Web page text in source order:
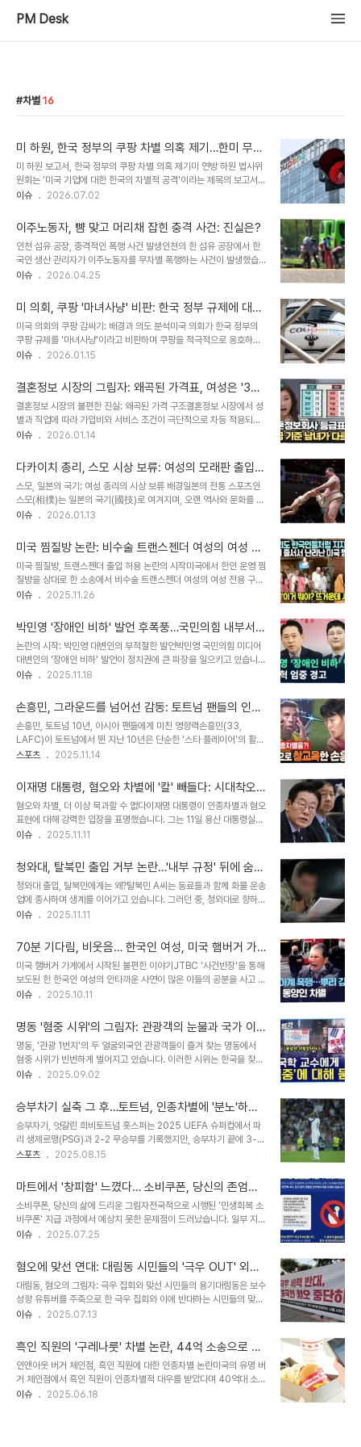
PM Desk
차별 16
미 하원, 한국 정부의 쿠팡 차별 의혹 제기…한미 무역
합의 위반 가능성 시사
미 하원 보고서, 한국 정부의 쿠팡 차별 의혹 제기미 연방 하원 법사위
원회는 '미국 기업에 대한 한국의 차별적 공격'이라는 제목의 보고서를
공개했습니다. 이 보고서는 한국 정부가 수십 년간 미국인 소유 기업을
합니다. 한국공정거래위원회의 공격적인 행태와 이것이 한미 무역 합
의 위반이라는 평가가 담겼습니다. 쿠팡 개인정보 유출 사태와 정부의
개입 의혹보고서는 쿠팡의 개인정보 유출 사태를 전직 직원의 소행으
로 규정하면서도, 정부 차원의 공세가 있었다는 쿠팡 측의 주장을 상세
히 소개했습니다. 또한, 한국 정부가 쿠팡 고객을 자국 경쟁업체로 유
북 회수 작전에 대한 쿠팡 측의 ..
이슈 2026.07.02
이주노동자, 뺨 맞고 머리채 잡힌 충격 사건: 진실은?
인천 섬유 공장, 충격적인 폭행 사건 발생인천의 한 섬유 공장에서 한
국인 생산 관리자가 이주노동자를 무차별 폭행하는 사건이 발생했습
니다. 가해자는 모두가 보는 앞에서 피해자의 뺨을 때리고 머리채를 잡
밝혔습니다. 이 사건은 최근 발생한 '에어건 상해' 사건에 이어 또다시
외국인 노동자에 대한 폭력 문제에 대한 경각심을 일깨우고 있습니다.
폭행의 전말: 연락 두절이 불러온 비극피해 이주노동자에 따르면, 사건
당일 밤늦게 술에 취한 가해자가 기숙사를 찾아왔으나 피해자가 자리
를 비운 상태였습니다. 가해자는 피해자가 연락을 받지 않은 것에 격분
해자는 피해자의 공부 자료를 찢고..
이슈 2026.04.25
미 의회, 쿠팡 '마녀사냥' 비판: 한국 정부 규제에 대한
깊이 있는 분석
미국 의회의 쿠팡 감싸기: 배경과 의도 분석미국 의회가 한국 정부의
쿠팡 규제를 '마녀사냥'이라고 비판하며 쿠팡을 적극적으로 옹호하는
움직임을 보이고 있습니다. 이는 단순한 기업 보호를 넘어, 한미 관계
쿠팡을 비호하는 의원들의 배경에는 쿠팡의 로비 활동과 기부금 수혜
가 자리 잡고 있으며, 이는 정치적 이해관계가 얽혀 있음을 시사합니
다. 이러한 상황은 한국 정부의 규제에 대한 미국의 시각을 보여주는
동시에, 쿠팡의 미국 내 영향력 확대를 드러냅니다. 쿠팡은 로비 자금
투입과 트럼프 측근 영입을 통해 미국 정계에 영향력을 행사해 왔으며,
다. 미 의회 청문회 분석: 주요..
이슈 2026.01.15
결혼정보 시장의 그림자: 왜곡된 가격표, 여성은 '300
만원', 남자는 '3만원'?
결혼정보 시장의 불편한 진실: 왜곡된 가격 구조결혼정보 시장에서 성
별과 직업에 따라 가입비와 서비스 조건이 극단적으로 차등 적용되는
관행이 만연해 충격을 주고 있습니다. 남성 전문직에게는 저렴한 가격
하는 구조가 고착화되어 있다는 지적이 끊이지 않고 있습니다. 남성 전
문직, '미끼 요금'으로 가입 유도최근 한 대형 결혼 정보 회사로부터 가
입 권유 전화를 받은 20대 일반의 이 모 씨의 사례는 이러한 현실을
잘 보여줍니다. 그는 가입 상담을 신청한 적이 없었음에도 불구하고,
업체의 적극적인 권유를 받았습니다. 주변 동료와 선후배 의사들 역시
한 결혼 정보 업체의 전략이 ..
이슈 2026.01.14
다카이치 총리, 스모 시상 보류: 여성의 모래판 출입
제한 논란, 전통 vs. 차별
스모, 일본의 국기: 여성 총리의 시상 보류 배경일본의 전통 스포츠인
스모(相撲)는 일본의 국기(國技)로 여겨지며, 오랜 역사와 문화를 지
니고 있습니다. 다카이치 사나에 총리가 스모 표창식에 참석하여 우승
전통적인 '금녀 구역'인 스모 모래판에 여성이 올라서는 것에 대한 논
란과 관련이 있습니다. 다카이치 총리는 스모의 전통문화를 존중해야
한다는 판단에 따라 이와 같은 결정을 내린 것으로 보입니다. 이번 결
정은 여성의 모래판 출입 제한에 대한 다양한 논의를 불러일으키며, 전
통과 현대적 가치관 사이의 갈등을 보여주는 사례로 해석될 수 있습니
인 '오즈모'(大相撲)는 1월부터..
이슈 2026.01.13
미국 찜질방 논란: 비수술 트랜스젠더 여성의 여성 전
용 구역 출입 허용, 무엇이 문제인가?
미국 찜질방, 트랜스젠더 출입 허용 논란의 시작미국에서 한인 운영 찜
질방을 상대로 한 소송에서 비수술 트랜스젠더 여성의 여성 전용 구역
입장을 허용하라는 판결이 내려지면서 논란이 일고 있습니다. 이는 단
갈등을 드러내는 사건으로 해석됩니다. 이번 사건은 2022년, 트랜스
젠더 여성 알렉산드라 고버트가 찜질방 측의 남성용 손목 밴드 제공에
반발하며 소송을 제기하면서 시작되었습니다. 그녀는 신분증상 여성
으로 등록되어 있었지만, 수술을 받지 않은 상태였습니다. 찜질방 측은
고버트에게 남성 생식기 여부를 묻고, 남성용 시설 이용을 권유했지만,
경: 성 정체성과 시설 이용에 대..
이슈 2025.11.26
박민영 '장애인 비하' 발언 후폭풍…국민의힘 내부서도
'참을 수 없다' 격앙
논란의 시작: 박민영 대변인의 부적절한 발언박민영 국민의힘 미디어
대변인의 '장애인 비하' 발언이 정치권에 큰 파장을 일으키고 있습니
다. 박 대변인은 유튜브 채널 《감동란TV》에 출연하여 같은 당 소속의
언들은 장애인 할당 문제, 김 의원의 주체성, 그리고 '피해 의식'에 대
한 언급을 포함하며, 심각한 수준의 욕설과 저급한 표현이 오가는 방송
내용으로 인해 더욱 논란이 증폭되었습니다. 이러한 발언들은 국민의
힘 내부에서도 당 차원의 조치가 필요하다는 여론을 불러일으키고 있
습니다. 김종혁 전 최고위원의 강도 높은 비판김종혁 전 국민의힘 최고
에서 용납될 수 없는 수준이라고 ..
이슈 2025.11.18
손흥민, 그라운드를 넘어선 감동: 토트넘 팬들의 인종
차별 폭로와 아시아 팬들의 끈끈한 연대
손흥민, 토트넘 10년, 아시아 팬들에게 미친 영향력손흥민(33,
LAFC)이 토트넘에서 뛴 지난 10년은 단순한 '스타 플레이어'의 활약
을 넘어 아시아 팬들에게 토트넘이라는 클럽 문화를 새롭게 경험하게
영향력을 조명하며, 아시아 팬들이 토트넘을 응원하게 된 배경을 자세
히 다루었습니다. 손흥민은 2023년 프리미어리그 첫 아시아인 주장
이 되었고, 이는 '이 클럽은 다양성을 포용한다'는 메시지를 전달하며
아시아 팬들에게 소속감을 심어주었습니다. LAFC로 이적한 후에도
많은 동양인 팬들이 경기장을 찾아 손흥민을 향한 변함없는 사랑을 보
흥민의 인기는 경기장 안팎을 가리지..
스포츠 2025.11.14
이재명 대통령, 혐오와 차별에 '칼' 빼들다: 시대착오
적 범죄 행위 처벌 촉구
혐오와 차별, 더 이상 묵과할 수 없다이재명 대통령이 인종차별과 혐오
표현에 대해 강력한 입장을 표명했습니다. 그는 11일 용산 대통령실에
서 열린 국무회의에서 이러한 행위를 '명백한 범죄 행위'로 규정하고,
있는 차별과 혐오 문제에 대한 정부의 단호한 대응 의지를 보여주는 것
입니다. SNS를 통한 혐오 표현 유포, 심각한 사회 문제로 부상이 대통
령은 특히 소셜미디어(SNS)를 통해 특정 대상을 향한 혐오 표현이 무
차별적으로 유포되는 현상을 심각하게 지적했습니다. 그는 이러한 행
위가 표현의 자유의 범위를 넘어선다고 강조하며, 허위 정보 및 조작
다. 이는 온라인 공간에..
이슈 2025.11.11
청와대, 탈북민 출입 거부 논란…'내부 규정' 뒤에 숨겨
진 차별
청와대 출입, 탈북민에게는 왜?탈북민 A씨는 동료들과 함께 화물 운송
업에 종사하며 생계를 이어가고 있습니다. 그러던 중, 청와대로 향하는
화물 운송 의뢰를 받게 됩니다. 하지만 배송 전날, 자재 업체로부터 예
입을 허용하지 않는다'는 것이었습니다. 헌법상 대한민국 국민으로서
당연히 누려야 할 권리가, '탈북민'이라는 이유로 제한되는 상황에 직
면한 것입니다. 이 사건은 탈북민들이 우리 사회에서 겪는 차별과 어려
움을 여실히 드러냅니다. A씨는 이러한 부당함에 대해 깊은 상처를 받
았으며, 다시는 이러한 일이 반복되지 않기를 간절히 바라고 있습니다.
해결해야 할 중요한 과제를 제..
이슈 2025.11.11
70분 기다림, 비웃음… 한국인 여성, 미국 햄버거 가
게에서 겪은 인종차별의 그림자
미국 햄버거 가게에서 시작된 불편한 이야기JTBC '사건반장'을 통해
보도된 한 한국인 여성의 안타까운 사연이 많은 이들의 공분을 사고 있
습니다. 미국의 한 유명 프랜차이즈 매장에서 겪은 인종차별적인 경험
한 일상 속에서 예상치 못한 차별을 마주한 그녀의 이야기는, 우리 사
회에 만연한 차별의 그림자를 다시 한번 되돌아보게 합니다. 40분,
70분… 길어지는 기다림 속에서사건은 미국의 한 소도시 프랜차이즈
매장에서 시작되었습니다. 메뉴를 주문한 지 40분이 지나도록 음식이
나오지 않았고, 그녀는 직원에게 여러 번 문의했지만 돌아오는 대답은
식이 먼저 나오는 것을 목격..
이슈 2025.10.11
명동 '혐중 시위'의 그림자: 관광객의 눈물과 국가 이
미지의 위협
명동, '관광 1번지'의 두 얼굴외국인 관광객들이 즐겨 찾는 명동에서
혐중 시위가 빈번하게 벌어지고 있습니다. 이러한 시위는 한국을 찾은
외국인들에게 충격과 우려를 안겨주고 있으며, 국가 이미지에도 부정
인해 질서 유지선과 경찰 버스에 막혀 관광객들의 접근성을 저해하고
있습니다. 혐오 시위는 관광객들에게 불안감을 조성하고, 상인들의 생
계에도 악영향을 미치고 있습니다. 이처럼 명동은 관광 명소로서의 매
력과 혐오 시위라는 어두운 그림자를 동시에 안고 있습니다. 혐오 시위
의 현장: 욕설과 혐오 표현시위대는 태극기와 '차이나 아웃' 팻말을 들
표현이 난무하며, 중국인을 향..
이슈 2025.09.02
승부차기 실축 그 후…토트넘, 인종차별에 '분노'하며
강력 대응 선언
승부차기, 엇갈린 희비토트넘 홋스퍼는 2025 UEFA 슈퍼컵에서 파
리 생제르맹(PSG)과 2-2 무승부를 기록했지만, 승부차기 끝에 3-4
로 패배하며 우승 문턱에서 좌절했습니다. 경기는 치열하게 전개되었
전반전에는 세트피스를 활용한 미키 반 더 벤의 선제골로 앞서갔지만,
후반전 이강인의 활약과 곤살로 하무스의 동점골로 승부는 원점으로
돌아갔습니다. 승부차기에서 반 더 벤과 텔의 실축은 뼈아픈 결과로 이
어졌습니다. 텔, 기대 이하의 활약과 비판교체 투입된 텔은 기대에 미
치지 못하는 경기력을 보였습니다. 공격과 수비에서 모두 부진한 모습
니다. 경기 후 언론과 팬들은 텔의 ..
스포츠 2025.08.15
마트에서 '창피함' 느꼈다… 소비쿠폰, 당신의 존엄성
을 지키는 방법
소비쿠폰, 당신의 삶에 드리운 그림자전국적으로 시행된 '민생회복 소
비쿠폰' 지급 과정에서 예상치 못한 문제점이 드러났습니다. 일부 지자
체에서 지급 대상에 따라 선불카드에 금액을 표기하거나, 카드 색상을
을 겪는 국민을 돕기 위한 정책이 오히려 낙인 효과를 불러일으키는 아
이러니한 상황이 발생한 것입니다. 2조 5천억 원 이상이 지급될 정도
로 많은 국민이 혜택을 받았지만, 그 과정에서 소외감과 불편함을 느꼈
다는 목소리가 커지고 있습니다. 금액이 찍힌 카드, 씁쓸한 현실부산,
경남, 강원 등 일부 지역에서는 카드 전면에 지급 금액이 인쇄되어 있
했습니다. 이러한 방식은 '..
이슈 2025.07.25
혐오에 맞선 연대: 대림동 시민들의 '극우 OUT' 외침,
혐오 없는 사회를 향한 목소리
대림동, 혐오의 그림자: 극우 집회와 맞선 시민들의 용기대림동은 보수
성향 유튜버를 주축으로 한 극우 집회와 이에 반대하는 시민들의 맞불
집회로 뜨거웠습니다. 극우 세력은 윤석열 복권과 '반국가 세력과 중국
행동으로 주변 주민들에게 불안감을 조성했습니다. 이에 맞서 시민들
은 '중국인 혐오 중단', '극우세력은 대림동에서 나가라'고 외치며 혐오
에 반대하는 목소리를 높였습니다. 특히, 대림동에 거주하는 중국 동포
들은 직접 집회에 참여하여 혐오에 대한 고통과 분노를 표출하며 차별
없는 사회를 촉구했습니다. 혐오의 언어, 그리고 맞불 집회: 시민들의
이슈 2025.07.13
흑인 직원의 '구레나룻' 차별 논란, 44억 소송으로 번
지다: 인앤아웃 버거 체인점의 인종차별 문제
인앤아웃 버거 체인점, 흑인 직원에 대한 인종차별 논란미국의 유명 버
거 체인점에서 흑인 직원이 인종차별적 대우를 받았다며 40억대 소송
을 제기한 사건이 발생했습니다. 캘리포니아주 컴프턴의 ‘인앤아웃’ 매
이슈 2025.06.18